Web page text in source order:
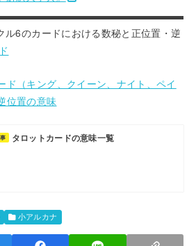
6のカードにおける数秘と正位置・逆
ド（キング、クイーン、ナイト、ペイ
位置の意味
タロットカードの意味一覧
小アルカナ